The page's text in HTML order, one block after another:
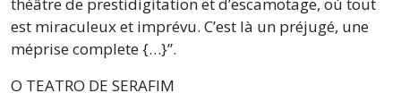
est miraculeux et imprévu. C’est là un préjugé, une
méprise complete {…}”.
O TEATRO DE SERAFIM